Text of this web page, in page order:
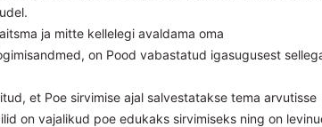
ja mitte kellelegi avaldama oma
on Pood vabastatud igasugusest
et Poe sirvimise ajal salvestatakse tema arvutisse
on vajalikud poe edukaks sirvimiseks ning on